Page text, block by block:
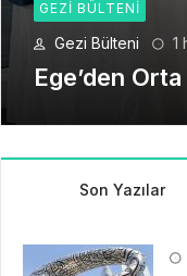
Gezi Bülteni
Seyahat
Dönem
Son Yazılar